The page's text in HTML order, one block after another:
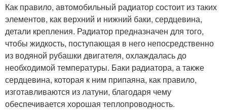
Как правило, автомобильный радиатор состоит из таких
элементов, как верхний и нижний баки, сердцевина,
детали крепления. Радиатор предназначен для того,
чтобы жидкость, поступающая в него непосредственно
из водяной рубашки двигателя, охлаждалась до
необходимой температуры. Баки радиатора, а также
сердцевина, которая к ним припаяна, как правило,
изготавливаются из латуни, благодаря чему
обеспечивается хорошая теплопроводность.